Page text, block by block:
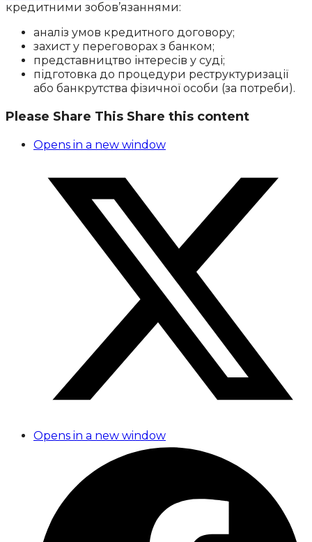
кредитними зобов’язаннями:
аналіз умов кредитного договору;
захист у переговорах з банком;
представництво інтересів у суді;
підготовка до процедури реструктуризації
або банкрутства фізичної особи (за потреби).
Please Share This Share this content
Opens in a new window
Opens in a new window